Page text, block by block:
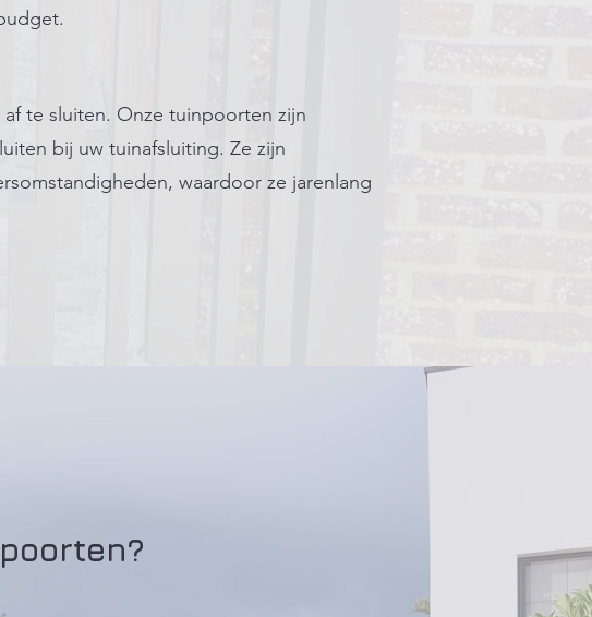
te sluiten. Onze tuinpoorten zijn
bij uw tuinafsluiting. Ze zijn
waardoor ze jarenlang